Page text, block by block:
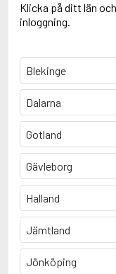
Klicka på ditt län
inloggning.
Blekinge
Dalarna
Gotland
Gävleborg
Halland
Jämtland
Jönköping